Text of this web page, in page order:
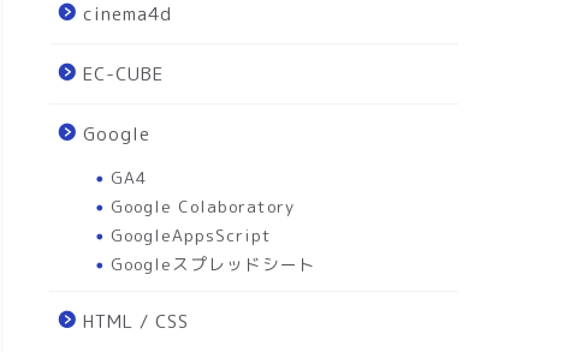
cinema4d
EC-CUBE
Google
GA4
Google Colaboratory
GoogleAppsScript
Googleスプレッドシート
HTML / CSS